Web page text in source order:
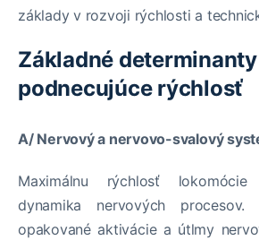
základy v rozvoji rýchlosti a
Základné determinanty
podnecujúce rýchlosť
A/ Nervový a nervovo-svalový
Maximálnu rýchlosť
dynamika nervových
opakované aktivácie a útlmy